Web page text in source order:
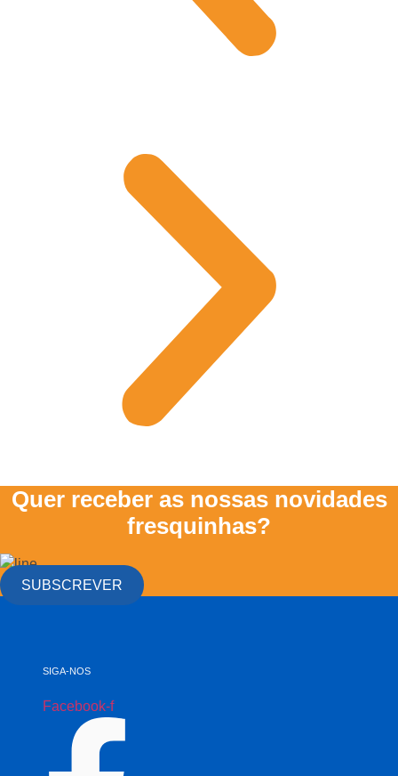
Quer receber as nossas novidades
fresquinhas?
SUBSCREVER
SIGA-NOS
Facebook-f